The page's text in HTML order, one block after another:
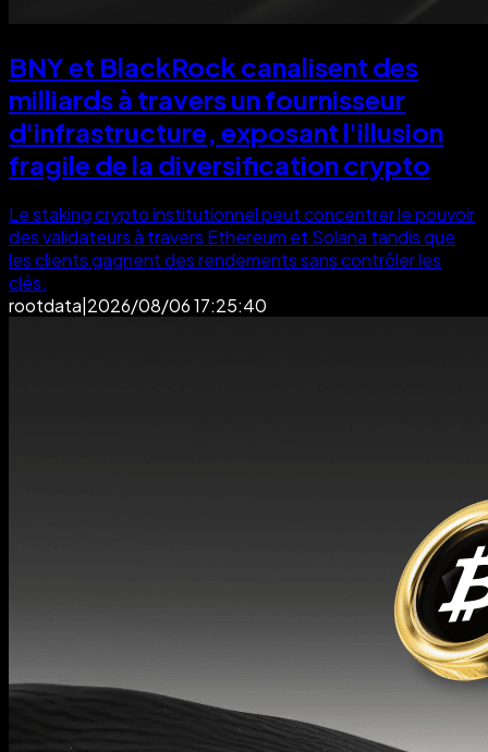
BNY et BlackRock canalisent des
milliards à travers un fournisseur
d'infrastructure, exposant l'illusion
fragile de la diversification crypto
Le staking crypto institutionnel peut concentrer le pouvoir
des validateurs à travers Ethereum et Solana tandis que
les clients gagnent des rendements sans contrôler les
clés.
rootdata 2026/08/06 17:25:40